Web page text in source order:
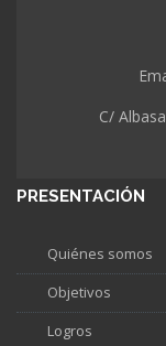
C/
PRESENTACIÓN
Quiénes somos
Objetivos
Logros